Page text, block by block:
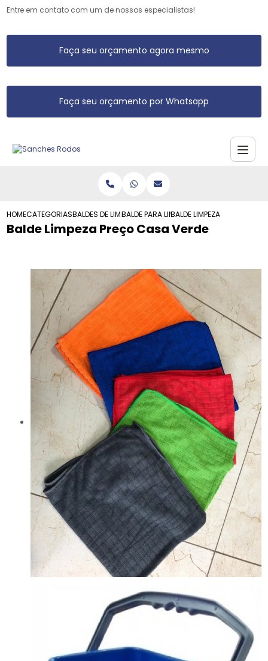
Entre em contato com um de nossos especialistas!
Faça seu orçamento agora mesmo
Faça seu orçamento por Whatsapp
HOMECATEGORIASBALDES DE LIMPEZABALDE PARA LIMPEZABALDE LIMPEZA PRECO
Balde Limpeza Preço Casa Verde